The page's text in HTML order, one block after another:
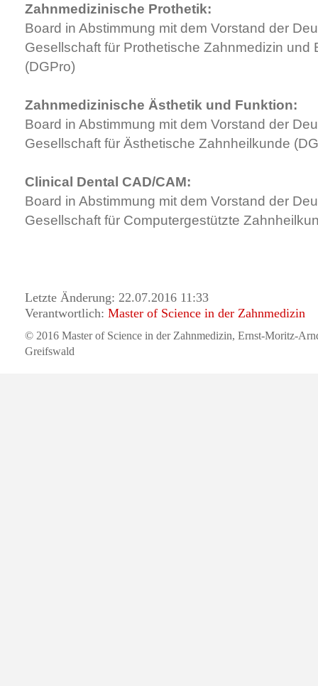
Zahnmedizinische Prothetik:
Board in Abstimmung mit dem Vorstand der
Gesellschaft für Prothetische Zahnmedizin und
(DGPro)
Zahnmedizinische Ästhetik und Funktion:
Board in Abstimmung mit dem Vorstand der
Gesellschaft für Ästhetische Zahnheilkunde
Clinical Dental CAD/CAM:
Board in Abstimmung mit dem Vorstand der
Gesellschaft für Computergestützte
Letzte Änderung: 22.07.2016 11:33
Verantwortlich: Master of Science in der Zahnmedizin
© 2016 Master of Science in der Zahnmedizin, Ernst-Moritz-
Greifswald